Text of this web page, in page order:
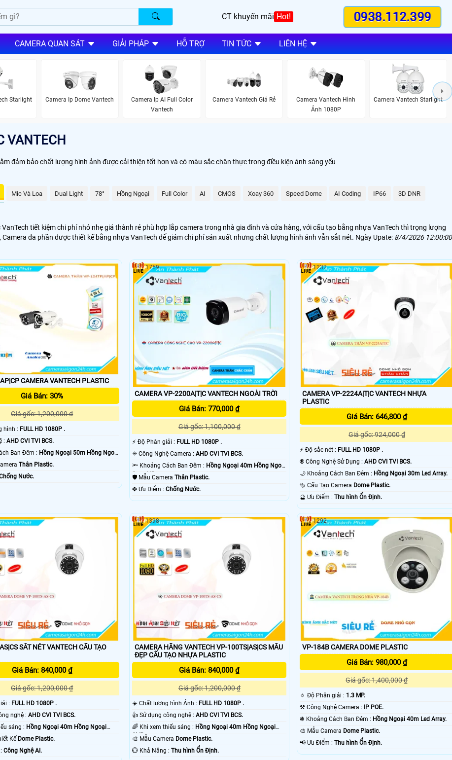
CT khuyến mãi Hot! 0938.112.399
CAMERA QUAN SÁT GIẢI PHÁP HỖ TRỢ TIN TỨC LIÊN HỆ
Starlight Camera Ip Dome Vantech
Camera Ip AI Full Color
Vantech
Camera Vantech Giá Rẻ
Camera Vantech Hình
Ảnh 1080P
Camera Vantech Starlight
VANTECH
đảm bảo chất lượng hình ảnh được cải thiện tốt hơn và có màu sắc chân thực trong điều kiện ánh sáng yếu
Mic Và Loa Dual Light 78° Hồng Ngoại Full Color AI CMOS Xoay 360 Speed Dome AI Coding IP66 3D DNR
tiết kiệm chi phí nhỏ nhẹ giá thành rẻ phù hợp lắp camera trong nhà gia đình và cửa hàng, với cấu tạo bằng nhựa VanTech thì trọng lượng
đa phần được thiết kế bằng nhựa VanTech để giám chi phí sản xuất nhưng chất lượng hình ảnh vẫn sắt nét. Ngày Upate: 8/4/2026 12:00:00
VP-124TP|AP|CP CAMERA VANTECH PLASTIC
Giá Bán: 30%
Giá gốc: 1,200,000 ₫
hình : FULL HD 1080P .
⚛️ Công Nghệ : AHD CVI TVI BCS.
🌜 Khoảng Cách Ban Đêm : Hồng Ngoại 50m Hồng Ngoại
Thân Plastic.
Nước.
CAMERA VP-2200A|T|C VANTECH NGOÀI TRỜI
Giá Bán: 770,000 ₫
Giá gốc: 1,100,000 ₫
️⚡ Độ Phân giải : FULL HD 1080P .
✳️ Công Nghệ Camera :AHD CVI TVI BCS.
🔦 Khoảng Cách Ban Đêm : Hồng Ngoại 40m Hồng Ngoại
Smart IR.
🛡 Mẫu CameraThân Plastic.
️✤ Ưu Điểm :Chống Nước.
1759
CAMERA VP-2224A|T|C VANTECH NHỰA
PLASTIC
Giá Bán: 646,800 ₫
Giá gốc: 924,000 ₫
️⚡ Độ sắc nét : FULL HD 1080P .
®️ Công Nghệ Sử Dụng : AHD CVI TVI BCS.
🌙 Khoảng Cách Ban Đêm : Hồng Ngoại 30m Led Array.
🔩 Cấu Tạo Camera Dome Plastic.
️🔮 Ưu Điểm : Thu hình Ổn Định.
1232
SẮT NÉT VANTECH CẤU TẠO
Giá Bán: 840,000 ₫
Giá gốc: 1,200,000 ₫
: FULL HD 1080P .
⚙ Camera Công nghệ : AHD CVI TVI BCS.
⭐ Khi xem thiếu sáng : Hồng Ngoại 40m Hồng Ngoại
Kế Dome Plastic.
️☣️ Khả Năng : Công Nghệ AI.
CAMERA HÃNG VANTECH VP-100TS|AS|CS MẪU
ĐẸP CẤU TẠO NHỰA PLASTIC
Giá Bán: 840,000 ₫
Giá gốc: 1,200,000 ₫
☀️ Chất lượng hình Ảnh : FULL HD 1080P .
👍 Sử dụng công nghệ :AHD CVI TVI BCS.
🌈 Khi xem thiếu sáng : Hồng Ngoại 40m Hồng Ngoại
SMD.🎨 Mẫu Camera Dome Plastic.
️💮 Khả Năng :Thu hình Ổn Định.
1398
VP-184B CAMERA DOME PLASTIC
Giá Bán: 980,000 ₫
Giá gốc: 1,400,000 ₫
🔅 Độ Phân giải : 1.3 MP.
⚒ Công Nghệ Camera : IP POE.
❃ Khoảng Cách Ban Đêm : Hồng Ngoại 40m Led Array.
🎨 Mẫu Camera Dome Plastic.
️📢 Ưu Điểm : Thu hình Ổn Định.
1292